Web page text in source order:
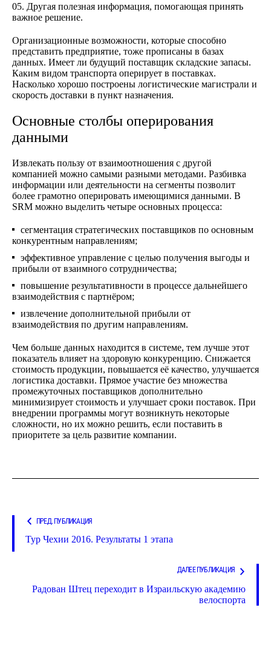
Другая полезная информация, помогающая принять
важное решение.
Организационные возможности, которые способно
представить предприятие, тоже прописаны в базах
данных. Имеет ли будущий поставщик складские запасы.
Каким видом транспорта оперирует в поставках.
Насколько хорошо построены логистические магистрали и
скорость доставки в пункт назначения.
Основные столбы оперирования
данными
Извлекать пользу от взаимоотношения с другой
компанией можно самыми разными методами. Разбивка
информации или деятельности на сегменты позволит
более грамотно оперировать имеющимися данными. В
SRM можно выделить четыре основных процесса:
сегментация стратегических поставщиков по основным
конкурентным направлениям;
эффективное управление с целью получения выгоды и
прибыли от взаимного сотрудничества;
повышение результативности в процессе дальнейшего
взаимодействия с партнёром;
извлечение дополнительной прибыли от
взаимодействия по другим направлениям.
Чем больше данных находится в системе, тем лучше этот
показатель влияет на здоровую конкуренцию. Снижается
стоимость продукции, повышается её качество, улучшается
логистика доставки. Прямое участие без множества
промежуточных поставщиков дополнительно
минимизирует стоимость и улучшает сроки поставок. При
внедрении программы могут возникнуть некоторые
сложности, но их можно решить, если поставить в
приоритете за цель развитие компании.
ПРЕД. ПУБЛИКАЦИЯ
Тур Чехии 2016. Результаты 1 этапа
ДАЛЕЕ ПУБЛИКАЦИЯ
Радован Штец переходит в Израильскую академию
велоспорта